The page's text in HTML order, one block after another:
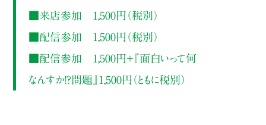
■来店参加 1,500円（税別）
■配信参加 1,500円（税別）
■配信参加 1,500円＋『面白いって何
なんすか!?問題』1,500円（ともに税別）